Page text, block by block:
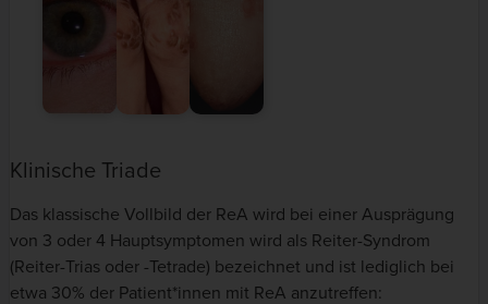
Klinische Triade
Das klassische Vollbild der ReA wird bei einer Ausprägung
von 3 oder 4 Hauptsymptomen wird als Reiter-Syndrom
(Reiter-Trias oder -Tetrade) bezeichnet und ist lediglich bei
etwa 30% der Patient*innen mit ReA anzutreffen: